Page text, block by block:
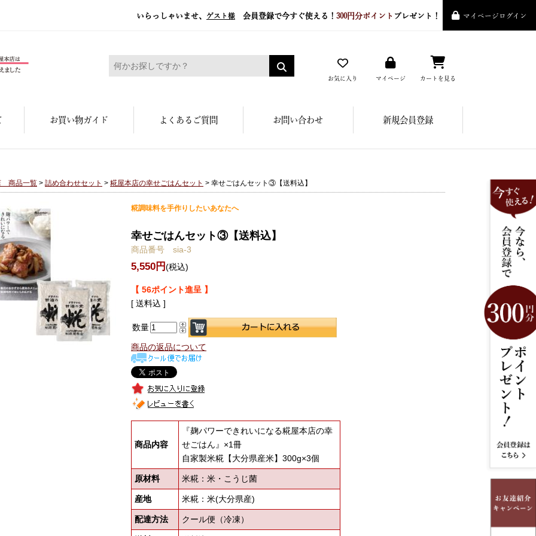
いらっしゃいませ、 ゲスト様 会員登録で今すぐ使える！ 300円分ポイント プレゼント！ マイページログイン
糀屋本店 - 元禄二年。創業三百余年の味
お気に入り マイページ カートを見る
お買い物ガイド よくあるご質問 お問い合わせ 新規会員登録
商品一覧 > 詰め合わせセット > 糀屋本店の幸せごはんセット > 幸せごはんセット③【送料込】
糀調味料を手作りしたいあなたへ
幸せごはんセット③【送料込】
商品番号 sia-3
5,550円(税込)
【 56ポイント進呈 】
[ 送料込 ]
数量
商品の返品について
商品内容
『麹パワーできれいになる糀屋本店の幸
せごはん』×1冊
自家製米糀【大分県産米】300g×3個
原材料 米糀：米・こうじ菌
産地 米糀：米(大分県産)
配達方法 クール便（冷凍）